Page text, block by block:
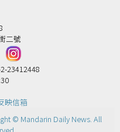
二號
23412448
映信箱
© Mandarin Daily News. All